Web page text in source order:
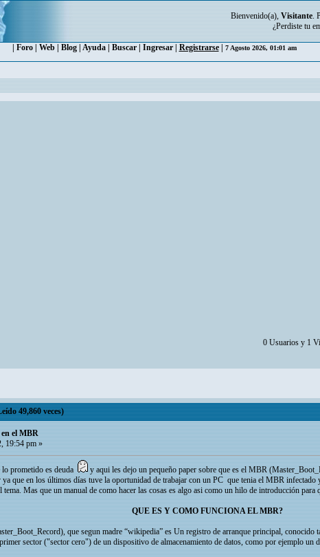
Bienvenido(a), Visitante.
¿Perdiste tu
Foro| Web| Blog| Ayuda| Buscar| Ingresar| Registrarse| 7 Agosto 2026, 01:01 am
0 Usuarios y 1
49,860 veces)
el MBR
19:54 pm »
lo prometido es deuda
y aqui les dejo un pequeño paper sobre que es el MBR
ya que en los últimos días tuve la oportunidad de trabajar con un PC que tenia el MBR
Mas que un manual de como hacer las cosas es algo asi como un hilo de introducción para
QUE ES Y COMO FUNCIONA EL MBR?
que segun madre “wikipedia” es Un registro de arranque principal, conocido
sector ("sector cero") de un dispositivo de almacenamiento de datos, como por ejemplo un